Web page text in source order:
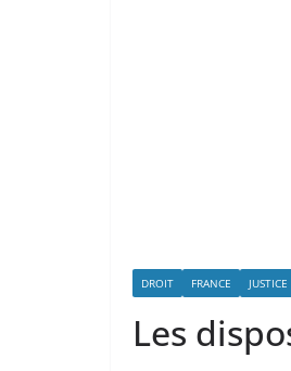
DROIT FRANCE JUSTICE
Les